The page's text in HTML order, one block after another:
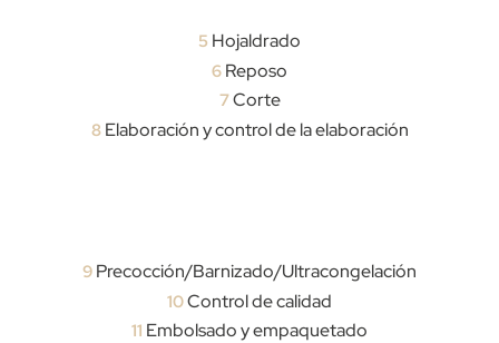
5 Hojaldrado
6 Reposo
7Corte
8 Elaboración y control de la elaboración
9 Precocción/Barnizado/Ultracongelación
10Control de calidad
11 Embolsado y empaquetado